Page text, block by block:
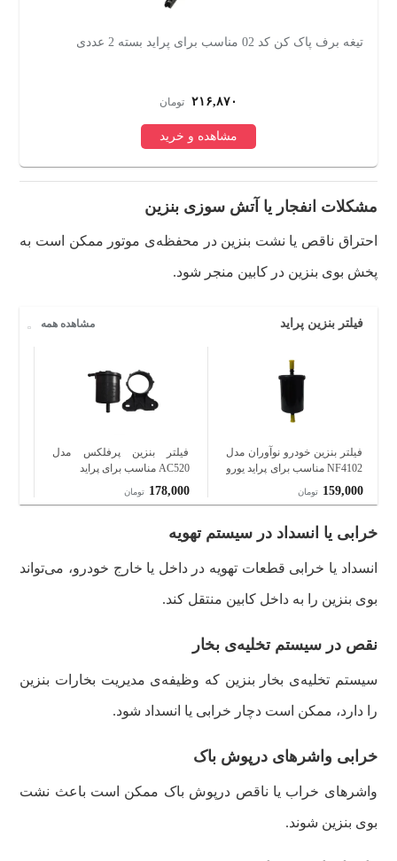
تیغه برف‌ پاک‌کن مدل سوپر ژله ای seasonal مناسب برای پژو
۶۳۵,۴۷۰ تومان
مشاهده و خرید
مشکلات انفجار یا آتش‌ سوزی بنزین
احتراق ناقص یا نشت بنزین در محفظه‌ی موتور ممکن است به
پخش بوی بنزین در کابین منجر شود.
فیلتر بنزین پراید مشاهده همه
فیلتر بنزین خودرو نوآوران مدل
NF4102 مناسب برای پراید یورو
4
159,000 تومان
فیلتر بنزین پرفلکس مدل
AC520 مناسب برای پراید
178,000 تومان
خرابی یا انسداد در سیستم تهویه
انسداد یا خرابی قطعات تهویه در داخل یا خارج خودرو، می‌تواند
بوی بنزین را به داخل کابین منتقل کند.
نقص در سیستم تخلیه‌ی بخار
سیستم تخلیه‌ی بخار بنزین که وظیفه‌ی مدیریت بخارات بنزین
را دارد، ممکن است دچار خرابی یا انسداد شود.
خرابی واشرهای درپوش باک
واشرهای خراب یا ناقص درپوش باک ممکن است باعث نشت
بوی بنزین شوند.